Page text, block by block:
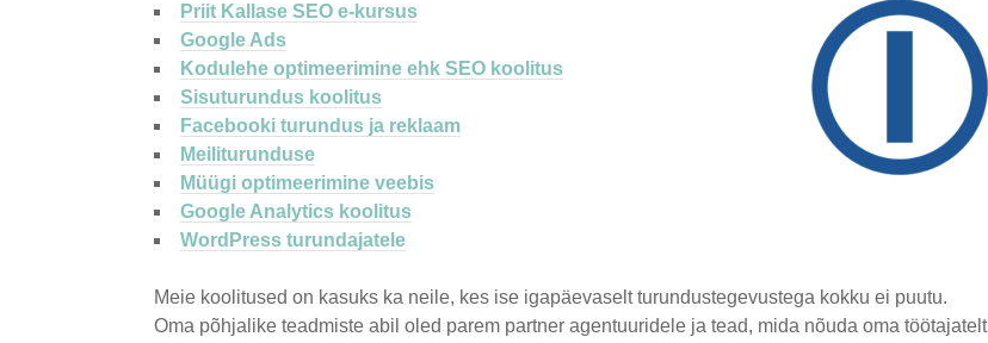
Priit Kallase SEO e-kursus
Google Ads
Kodulehe optimeerimine ehk SEO koolitus
Sisuturundus koolitus
Facebooki turundus ja reklaam
Meiliturunduse
Müügi optimeerimine veebis
Google Analytics koolitus
WordPress turundajatele
Meie koolitused on kasuks ka neile, kes ise igapäevaselt turundustegevustega kokku ei puutu.
Oma põhjalike teadmiste abil oled parem partner agentuuridele ja tead, mida nõuda oma töötajatelt